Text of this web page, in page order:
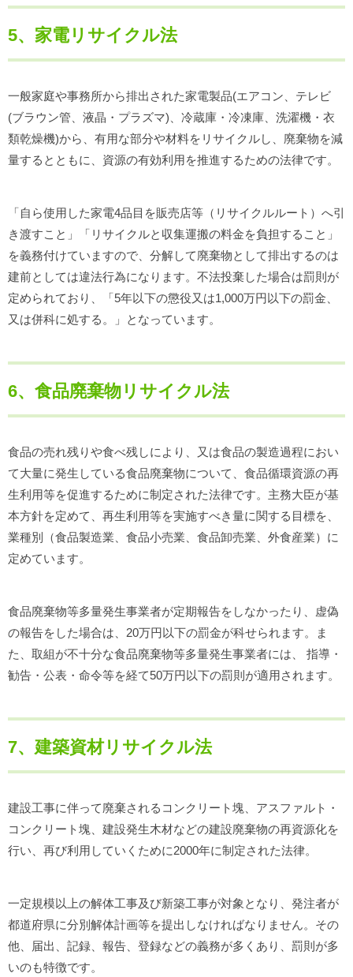
5、家電リサイクル法
一般家庭や事務所から排出された家電製品(エアコン、テレビ
(ブラウン管、液晶・プラズマ)、冷蔵庫・冷凍庫、洗濯機・衣
類乾燥機)から、有用な部分や材料をリサイクルし、廃棄物を減
量するとともに、資源の有効利用を推進するための法律です。
「自ら使用した家電4品目を販売店等（リサイクルルート）へ引
き渡すこと」「リサイクルと収集運搬の料金を負担すること」
を義務付けていますので、分解して廃棄物として排出するのは
建前としては違法行為になります。不法投棄した場合は罰則が
定められており、「5年以下の懲役又は1,000万円以下の罰金、
又は併科に処する。」となっています。
6、食品廃棄物リサイクル法
食品の売れ残りや食べ残しにより、又は食品の製造過程におい
て大量に発生している食品廃棄物について、食品循環資源の再
生利用等を促進するために制定された法律です。主務大臣が基
本方針を定めて、再生利用等を実施すべき量に関する目標を、
業種別（食品製造業、食品小売業、食品卸売業、外食産業）に
定めています。
食品廃棄物等多量発生事業者が定期報告をしなかったり、虚偽
の報告をした場合は、20万円以下の罰金が科せられます。ま
た、取組が不十分な食品廃棄物等多量発生事業者には、 指導・
勧告・公表・命令等を経て50万円以下の罰則が適用されます。
7、建築資材リサイクル法
建設工事に伴って廃棄されるコンクリート塊、アスファルト・
コンクリート塊、建設発生木材などの建設廃棄物の再資源化を
行い、再び利用していくために2000年に制定された法律。
一定規模以上の解体工事及び新築工事が対象となり、発注者が
都道府県に分別解体計画等を提出しなければなりません。その
他、届出、記録、報告、登録などの義務が多くあり、罰則が多
いのも特徴です。